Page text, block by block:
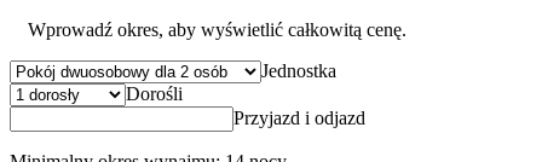
Wprowadź okres, aby wyświetlić całkowitą cenę.
Jednostka
Dorośli
Przyjazd i odjazd